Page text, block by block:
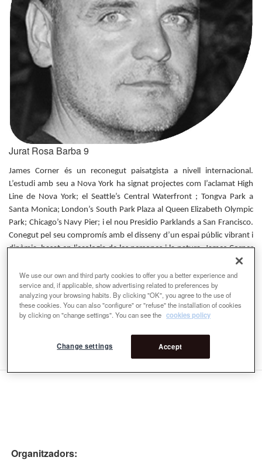
Jurat Rosa Barba 9
James Corner és un reconegut paisatgista a nivell internacional.
L’estudi amb seu a Nova York ha signat projectes com l’aclamat High
Line de Nova York; el Seattle’s Central Waterfront ; Tongva Park a
Santa Monica; London’s South Park Plaza al Queen Elizabeth Olympic
Park; Chicago’s Navy Pier; i el nou Presidio Parklands a San Francisco.
Conegut pel seu compromís amb el disseny d’un espai públic vibrant i
dinàmic, basat en l’ecologia de les persones i la natura.James Corner
ha publicat i exposat internacionalment, i ha estat reconegut amb
premis prestigiosos de disseny incloent el National Design Award; l’
American Academy of Arts and Letters; i el Daimler-Chrysler Award
for Design Innovation
Premi
Premi Rosa Barba: Jurat internacional
9na Premi Rosa Barba: Jurat internacional
Organitzadors:
We use our own and third party cookies to offer you a better experience and
service and, if applicable, show advertising related to preferences by
analyzing your browsing habits. By clicking "OK", you agree to the use of
these cookies. You can also "configure" or "refuse" the installation of cookies
by clicking on "change settings". You can see the cookies policy
Accept
Change settings